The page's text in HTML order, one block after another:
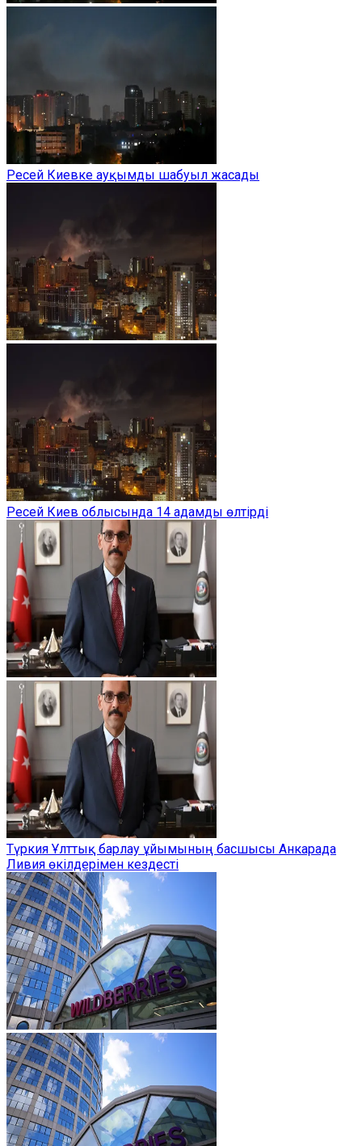
Ресей Киевке ауқымды шабуыл жасады
Ресей Киев облысында 14 адамды өлтірді
Түркия Ұлттық барлау ұйымының басшысы Анкарада
Ливия өкілдерімен кездесті